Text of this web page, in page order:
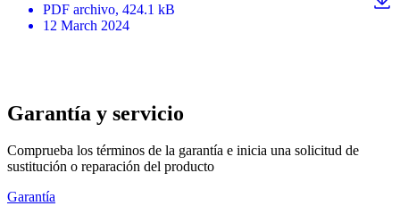
PDF archivo, 424.1 kB
12 March 2024
Garantía y servicio
Comprueba los términos de la garantía e inicia una solicitud de
sustitución o reparación del producto
Garantía